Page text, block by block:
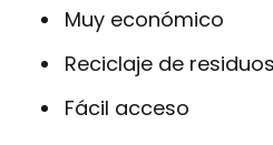
Muy económico
Reciclaje de residuos
Fácil acceso